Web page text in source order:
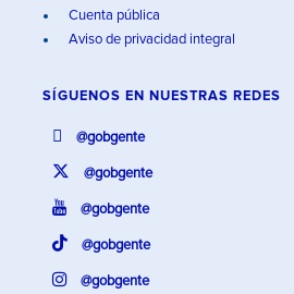
Cuenta pública
Aviso de privacidad integral
SÍGUENOS EN NUESTRAS REDES
@gobgente
@gobgente
@gobgente
@gobgente
@gobgente